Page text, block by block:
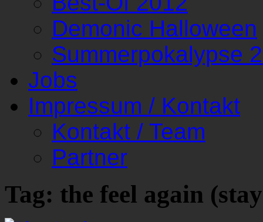
Demonic Halloween
Summerpokalypse
Jobs
Impressum / Kontakt
Kontakt / Team
Partner
Tag: the feel again